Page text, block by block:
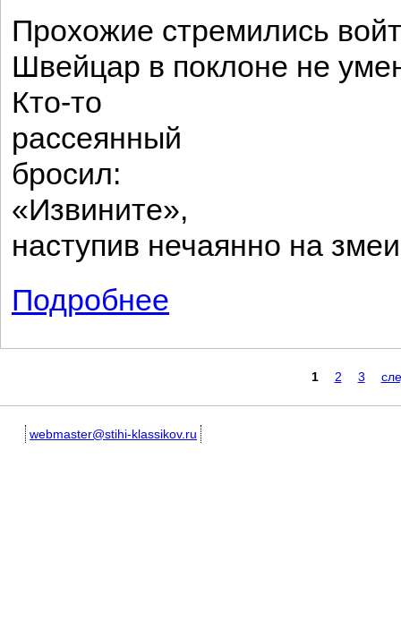
Прохожие стремились
Швейцар в поклоне не
Кто-то
рассеянный
бросил:
«Извините»,
наступив нечаянно на
Подробнее
1 2 3
webmaster@stihi-klassikov.ru